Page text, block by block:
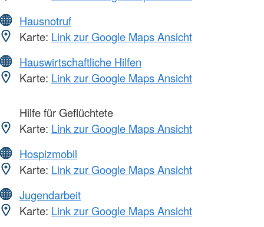
Hausnotruf
Karte: Link zur Google Maps Ansicht
Hauswirtschaftliche Hilfen
Karte: Link zur Google Maps Ansicht
Hilfe für Geflüchtete
Karte: Link zur Google Maps Ansicht
Hospizmobil
Karte: Link zur Google Maps Ansicht
Jugendarbeit
Karte: Link zur Google Maps Ansicht